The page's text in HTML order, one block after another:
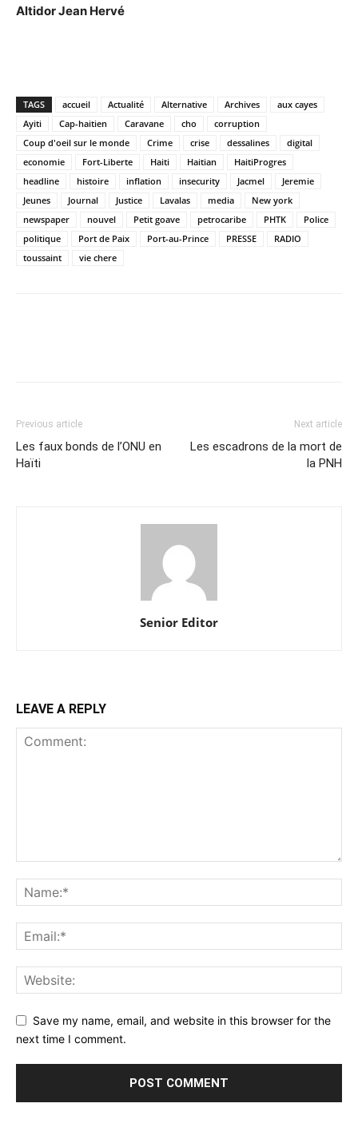
Altidor Jean Hervé
TAGS accueil Actualité Alternative Archives
aux cayes
Ayiti
Cap-haitien Caravane cho
corruption
Coup d'oeil sur le monde
Crime crise dessalines
digital
economie
Fort-Liberte Haiti Haitian
HaitiProgres
headline
histoire inflation insecurity Jacmel
Jeremie
Jeunes
Journal Justice Lavalas media
New york
newspaper
nouvel Petit goave petrocaribe PHTK
Police
politique
Port de Paix Port-au-Prince PRESSE
RADIO
toussaint
vie chere
Previous article
Les faux bonds de l’ONU en
Haïti
Next article
Les escadrons de la mort de
la PNH
Senior Editor
LEAVE A REPLY
Save my name, email, and website in this browser for the
next time I comment.